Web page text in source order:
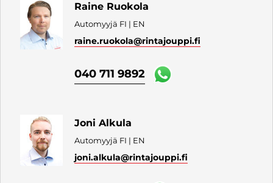
Raine Ruokola
Automyyjä FI | EN
raine.ruokola@rintajouppi.fi
040 711 9892
Joni Alkula
Automyyjä FI | EN
joni.alkula@rintajouppi.fi